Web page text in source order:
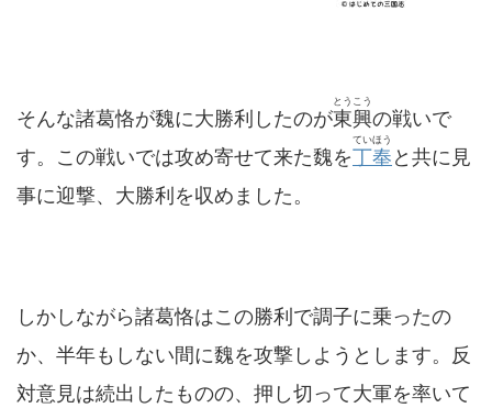
そんな諸葛恪が魏に大勝利したのが東興
とうこう
の戦いで
す。この戦いでは攻め寄せて来た魏を丁奉
ていほう
と共に見
事に迎撃、大勝利を収めました。
しかしながら諸葛恪はこの勝利で調子に乗ったの
か、半年もしない間に魏を攻撃しようとします。反
対意見は続出したものの、押し切って大軍を率いて